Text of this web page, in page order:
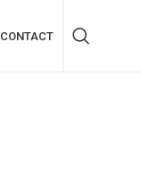
CONTACT